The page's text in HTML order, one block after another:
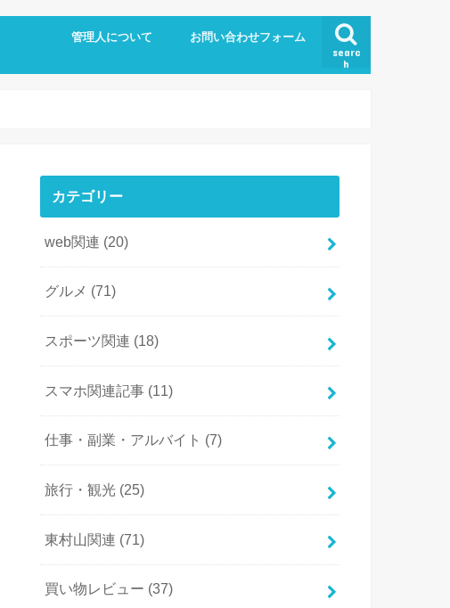
searc
h
管理人について お問い合わせフォーム
カテゴリー
web関連 (20)
グルメ (71)
スポーツ関連 (18)
スマホ関連記事 (11)
仕事・副業・アルバイト (7)
旅行・観光 (25)
東村山関連 (71)
買い物レビュー (37)